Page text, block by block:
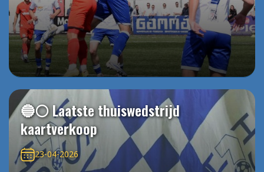
🔵⚪️ Laatste thuiswedstrijd
kaartverkoop
23-04-2026